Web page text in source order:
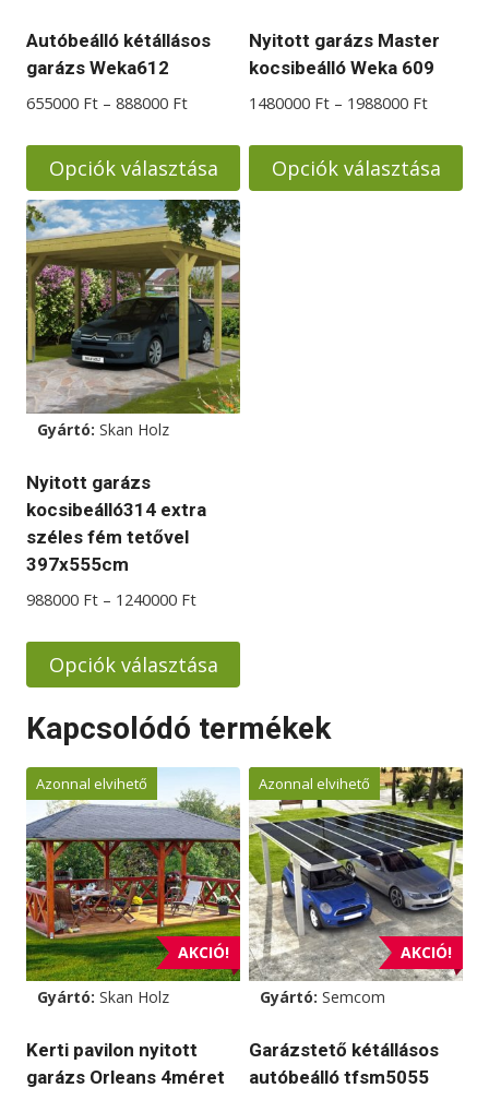
termékoldalon
választhatók
termékoldalon
választhatók
Autóbeálló kétállásos
garázs Weka612
655000 Ft – 888000 FtÁrtartomány:
-
888000 Ft
Opciók választása
Ennek
a
terméknek
több
variációja
van.
A
változatok
termékoldalon
választhatók
ki
Nyitott garázs Master
kocsibeálló Weka 609
1480000 Ft – 1988000 Ft
-
Opciók választása
Gyártó: Skan Holz
Nyitott garázs
kocsibeálló314 extra
széles fém tetővel
397x555cm
988000 Ft – 1240000 FtÁrtartomány:
-
1240000 Ft
Opciók választása
a
több
variációja
van.
A
változatok
a
termékoldalon
választhatók
Kapcsolódó termékek
AKCIÓ!
Azonnal elvihető
Gyártó: Skan Holz
Kerti pavilon nyitott
garázs Orleans 4méret
AKCIÓ!
Azonnal elvihető
Gyártó: Semcom
Garázstető kétállásos
autóbeálló tfsm5055